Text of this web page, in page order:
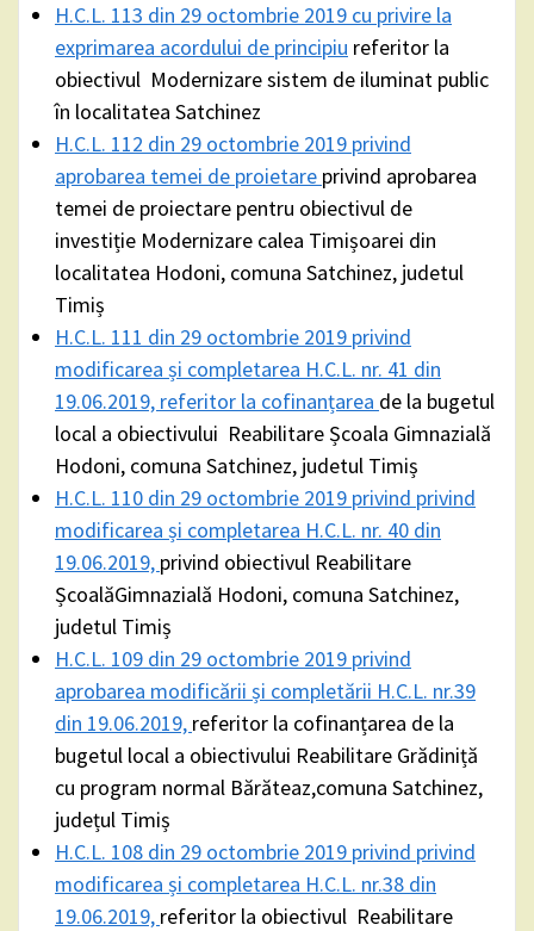
H.C.L. 113 din 29 octombrie 2019 cu privire la
exprimarea acordului de principiu referitor la
obiectivul Modernizare sistem de iluminat public
în localitatea Satchinez
H.C.L. 112 din 29 octombrie 2019 privind
aprobarea temei de proietare privind aprobarea
temei de proiectare pentru obiectivul de
investiție Modernizare calea Timișoarei din
localitatea Hodoni, comuna Satchinez, judetul
Timiș
H.C.L. 111 din 29 octombrie 2019 privind
modificarea și completarea H.C.L. nr. 41 din
19.06.2019, referitor la cofinanțarea de la bugetul
local a obiectivului Reabilitare Școala Gimnazială
Hodoni, comuna Satchinez, judetul Timiș
H.C.L. 110 din 29 octombrie 2019 privind privind
modificarea și completarea H.C.L. nr. 40 din
19.06.2019, privind obiectivul Reabilitare
ȘcoalăGimnazială Hodoni, comuna Satchinez,
judetul Timiș
H.C.L. 109 din 29 octombrie 2019 privind
aprobarea modificării și completării H.C.L. nr.39
din 19.06.2019, referitor la cofinanțarea de la
bugetul local a obiectivului Reabilitare Grădiniță
cu program normal Bărăteaz,comuna Satchinez,
județul Timiș
H.C.L. 108 din 29 octombrie 2019 privind privind
modificarea și completarea H.C.L. nr.38 din
19.06.2019, referitor la obiectivul Reabilitare